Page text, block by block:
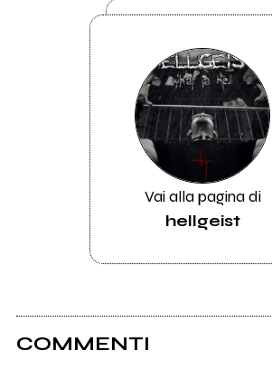
Vai alla pagina di
hellgeist
COMMENTI